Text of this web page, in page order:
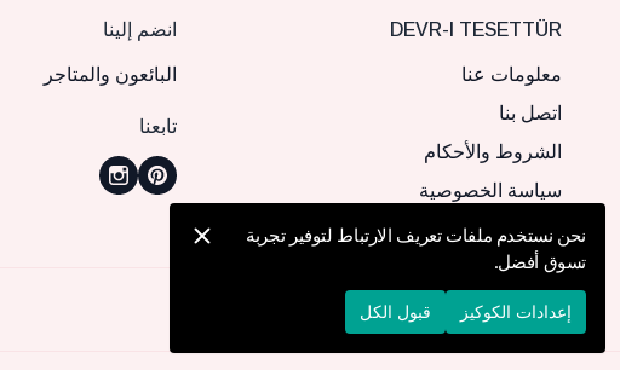
DEVR-I TESETTÜR
معلومات عنا
اتصل بنا
الشروط والأحكام
سياسة الخصوصية
انضم إلينا
البائعون والمتاجر
تابعنا
© 2026 Devr-i Tesettür -
نحن نستخدم ملفات تعريف الارتباط لتوفير تجربة
تسوق أفضل.
إعدادات الكوكيز قبول الكل